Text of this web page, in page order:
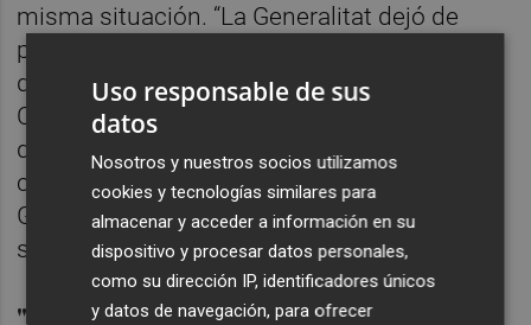
misma situación. “La Generalitat dejó de
pagar a las farmacias, abocando a muchas
de ellas a bajar la persiana hasta que el
Consell se pusiera al día”. “Son dos años
distintos, pero con un mismo denominador
común: el PP estaba al frente de la
Generalitat y nos lleva a la misma ruina”, ha
subrayado.
"La excusa del FLA"
Uso responsable de sus
datos
Nosotros y nuestros socios utilizamos
cookies y tecnologías similares para
almacenar y acceder a información en su
dispositivo y procesar datos personales,
como su dirección IP, identificadores únicos
y datos de navegación, para ofrecer